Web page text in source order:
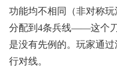
功能均不相同（非对称
分配到4条兵线——这个
是没有先例的。玩家通
行对线。